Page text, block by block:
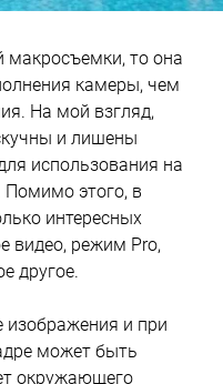
макросъемки, то она
камеры, чем
На мой взгляд,
и лишены
использования на
Помимо этого, в
интересных
видео, режим Pro,
другое.
изображения и при
может быть
окружающего